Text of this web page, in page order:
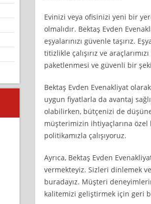
Evinizi veya ofisinizi yeni bir
olmalıdır. Bektaş Evden
eşyalarınızı güvenle taşırız.
titizlikle çalışırız ve
paketlenmesi ve güvenli bir
Bektaş Evden Evenakliyat
uygun fiyatlarla da avantaj
olabilirken, bütçenizi de
müşterimizin ihtiyaçlarına
politikamızla çalışıyoruz.
Ayrıca, Bektaş Evden
vermekteyiz. Sizleri dinlemek
buradayız. Müşteri
kalitemizi geliştirmek için geri